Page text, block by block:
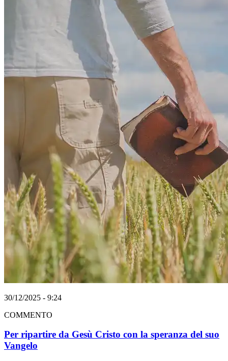
30/12/2025 - 9:24
COMMENTO
Per ripartire da Gesù Cristo con la speranza del suo
Vangelo